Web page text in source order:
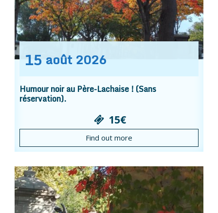
15 août 2026
Humour noir au Père-Lachaise ! (Sans
réservation).
15€
Find out more